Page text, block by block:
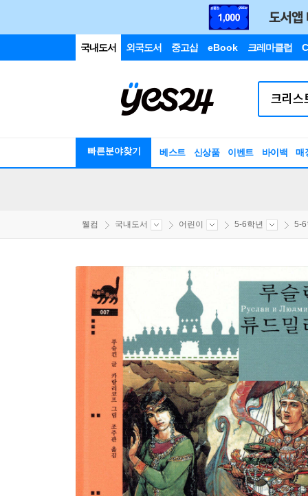
국내도서 외국도서 중고샵 eBook 크레마클럽
빠른분야찾기 베스트 신상품 이벤트 바이백 매
웰컴 국내도서 어린이 5-6학년 5-6